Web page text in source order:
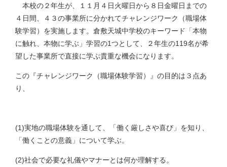
​本校の２年生が、１１月４日火曜日から８日金曜日までの
４日間、４３の事業所に分かれてチャレンジワーク（職場体
験学習）を実施します。倉敷天城中学校のキーワード「本物
に触れ、本物に学ぶ」学習の1つとして、２年生の119名が希
望した事業所で直接に学ぶ貴重な機会になります。
この『チャレンジワーク（職場体験学習）』の目的は３点あ
り、
(1)実地の職場体験を通して、「働く厳しさや喜び」を知り、
「働くことの意義」について学ぶ。
(2)社会で必要な礼儀やマナーとは何か理解する。